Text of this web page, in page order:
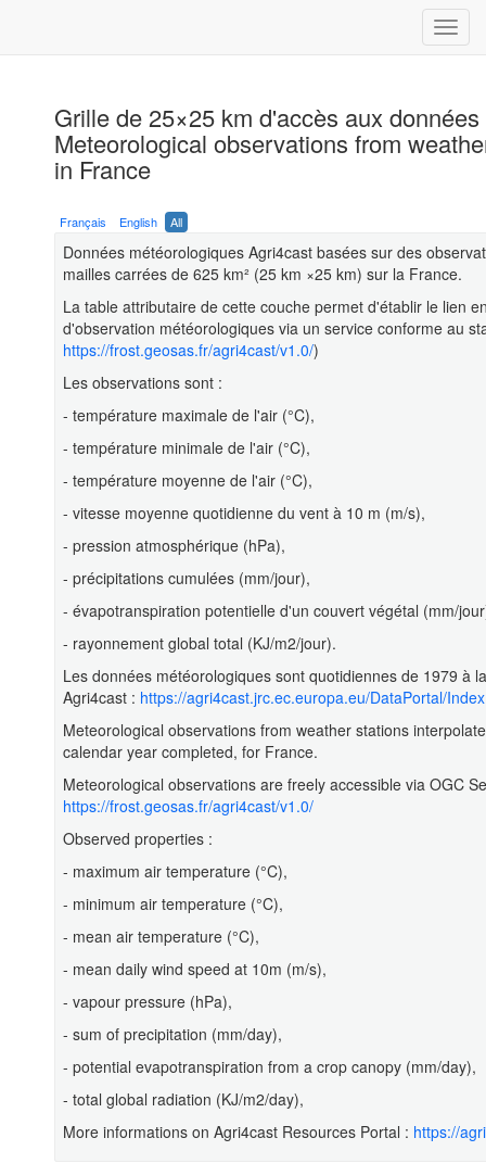
Grille de 25×25 km d'accès aux
Meteorological observations from
in France
Français English All
Données météorologiques Agri4cast basées sur des
mailles carrées de 625 km² (25 km ×25 km) sur la France.
La table attributaire de cette couche permet d'établir le lien
d'observation météorologiques via un service conforme au
https://frost.geosas.fr/agri4cast/v1.0/)
Les observations sont :
- température maximale de l'air (°C),
- température minimale de l'air (°C),
- température moyenne de l'air (°C),
- vitesse moyenne quotidienne du vent à 10 m (m/s),
- pression atmosphérique (hPa),
- précipitations cumulées (mm/jour),
- évapotranspiration potentielle d'un couvert végétal (mm/
- rayonnement global total (KJ/m2/jour).
Les données météorologiques sont quotidiennes de 1979 à
Agri4cast : https://agri4cast.jrc.ec.europa.eu/DataPortal/
Meteorological observations from weather stations
calendar year completed, for France.
Meteorological observations are freely accessible via OGC
https://frost.geosas.fr/agri4cast/v1.0/
Observed properties :
- maximum air temperature (°C),
- minimum air temperature (°C),
- mean air temperature (°C),
- mean daily wind speed at 10m (m/s),
- vapour pressure (hPa),
- sum of precipitation (mm/day),
- potential evapotranspiration from a crop canopy (mm/day),
- total global radiation (KJ/m2/day),
More informations on Agri4cast Resources Portal : https://